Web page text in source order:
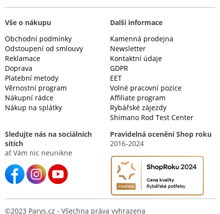
Vše o nákupu
Obchodní podmínky
Odstoupení od smlouvy
Reklamace
Doprava
Platební metody
Věrnostní program
Nákupní rádce
Nákup na splátky
Další informace
Kamenná prodejna
Newsletter
Kontaktní údaje
GDPR
EET
Volné pracovní pozice
Affiliate program
Rybářské zájezdy
Shimano Rod Test Center
Sledujte nás na sociálních
sítích
ať Vám nic neunikne
Pravidelná ocenění Shop roku
2016-2024
©2023 Parys.cz - Všechna práva vyhrazena